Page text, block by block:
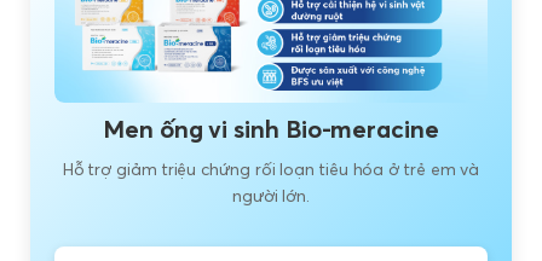
Men ống vi sinh Bio-meracine
Hỗ trợ giảm triệu chứng rối loạn tiêu hóa ở trẻ em và
người lớn.